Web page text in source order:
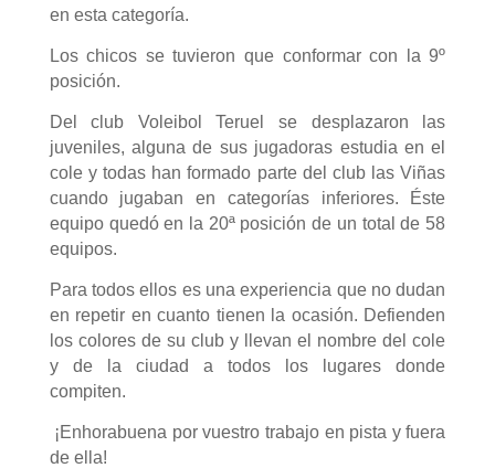
en esta categoría.
Los chicos se tuvieron que conformar con la 9º
posición.
Del club Voleibol Teruel se desplazaron las
juveniles, alguna de sus jugadoras estudia en el
cole y todas han formado parte del club las Viñas
cuando jugaban en categorías inferiores. Éste
equipo quedó en la 20ª posición de un total de 58
equipos.
Para todos ellos es una experiencia que no dudan
en repetir en cuanto tienen la ocasión. Defienden
los colores de su club y llevan el nombre del cole
y de la ciudad a todos los lugares donde
compiten.
¡Enhorabuena por vuestro trabajo en pista y fuera
de ella!